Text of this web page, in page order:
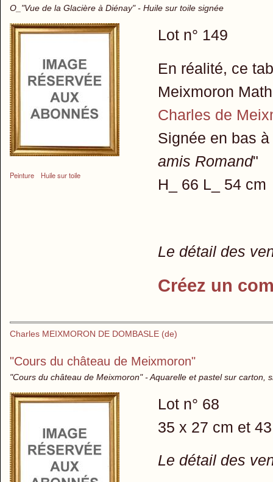
O_"Vue de la Glacière à Diénay" - Huile sur toile signée
Peinture Huile sur toile
Lot n° 149
En réalité, ce
Meixmoron
Charles de
Signée en bas
amis Romand"
H_ 66 L_ 54 cm
Le détail des
Créez un
Charles MEIXMORON DE DOMBASLE (de)
"Cours du château de Meixmoron"
"Cours du château de Meixmoron" - Aquarelle et pastel sur carton,
Lot n° 68
35 x 27 cm et
Le détail des